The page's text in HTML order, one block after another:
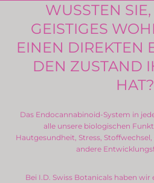
WUSSTEN
GEISTIGES
EINEN DIREKTEN
DEN ZUSTAND
HAT?
Das Endocannabinoid-System in
alle unsere biologischen
Hautgesundheit, Stress,
andere
Bei I.D. Swiss Botanicals haben wir